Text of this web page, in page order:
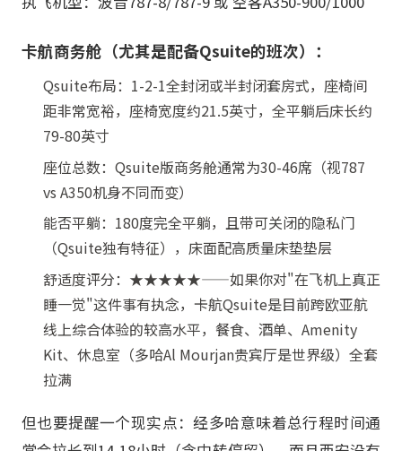
卡航商务舱（尤其是配备Qsuite的班次）：
Qsuite布局：1-2-1全封闭或半封闭套房式，座椅间
距非常宽裕，座椅宽度约21.5英寸，全平躺后床长约
79-80英寸
座位总数：Qsuite版商务舱通常为30-46席（视787
vs A350机身不同而变）
能否平躺：180度完全平躺，且带可关闭的隐私门
（Qsuite独有特征），床面配高质量床垫垫层
舒适度评分：★★★★★——如果你对"在飞机上真正
睡一觉"这件事有执念，卡航Qsuite是目前跨欧亚航
线上综合体验的较高水平，餐食、酒单、Amenity
Kit、休息室（多哈Al Mourjan贵宾厅是世界级）全套
拉满
但也要提醒一个现实点：经多哈意味着总行程时间通